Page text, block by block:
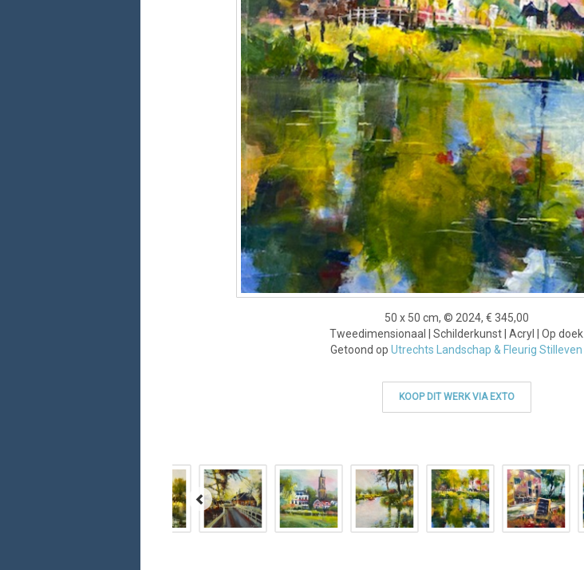
50 x 50 cm, © 2024, € 345,00
Tweedimensionaal | Schilderkunst | Acryl | Op doek
Getoond op Utrechts Landschap & Fleurig Stilleven
KOOP DIT WERK VIA EXTO